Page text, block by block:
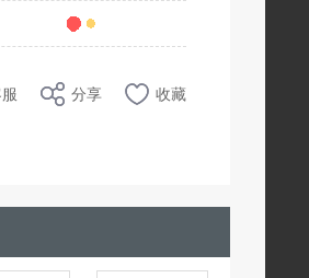
75 销量
分享 收藏